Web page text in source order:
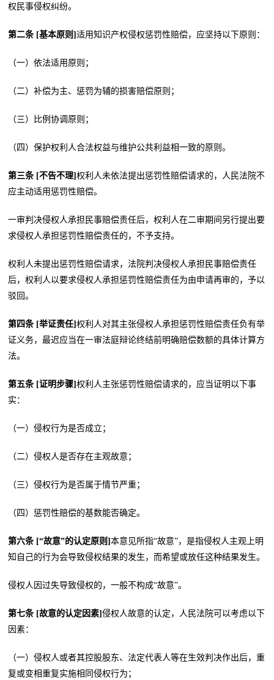
权民事侵权纠纷。
第二条 [基本原则]适用知识产权侵权惩罚性赔偿，应坚持以下原则：
（一）依法适用原则；
（二）补偿为主、惩罚为辅的损害赔偿原则；
（三）比例协调原则；
（四）保护权利人合法权益与维护公共利益相一致的原则。
第三条 [不告不理]权利人未依法提出惩罚性赔偿请求的，人民法院不
应主动适用惩罚性赔偿。
一审判决侵权人承担民事赔偿责任后，权利人在二审期间另行提出要
求侵权人承担惩罚性赔偿责任的，不予支持。
权利人未提出惩罚性赔偿请求，法院判决侵权人承担民事赔偿责任
后，权利人以要求侵权人承担惩罚性赔偿责任为由申请再审的，予以
驳回。
第四条 [举证责任]权利人对其主张侵权人承担惩罚性赔偿责任负有举
证义务，最迟应当在一审法庭辩论终结前明确赔偿数额的具体计算方
法。
第五条 [证明步骤]权利人主张惩罚性赔偿请求的，应当证明以下事
实：
（一）侵权行为是否成立；
（二）侵权人是否存在主观故意；
（三）侵权行为是否属于情节严重；
（四）惩罚性赔偿的基数能否确定。
第六条 [“故意”的认定原则]本意见所指“故意”，是指侵权人主观上明
知自己的行为会导致侵权结果的发生，而希望或放任这种结果发生。
侵权人因过失导致侵权的，一般不构成“故意”。
第七条 [故意的认定因素]侵权人故意的认定，人民法院可以考虑以下
因素：
（一）侵权人或者其控股股东、法定代表人等在生效判决作出后，重
复或变相重复实施相同侵权行为；